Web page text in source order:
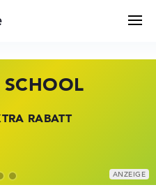
RABATT
BEI HP
DEALS